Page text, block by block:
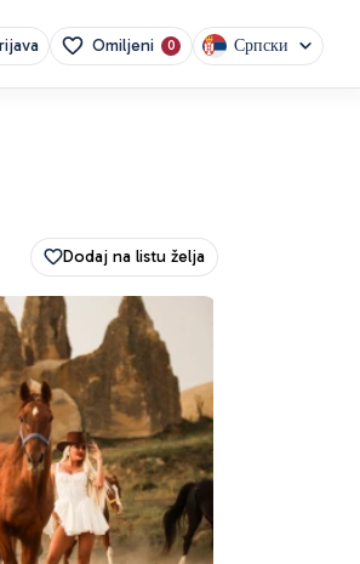
Omiljeni 0 Српски
Dodaj na listu želja